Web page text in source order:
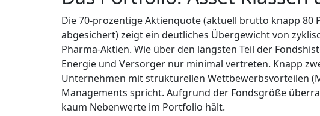
Die 70-prozentige Aktienquote (aktuell brutto knapp 80
abgesichert) zeigt ein deutliches Übergewicht von
Pharma-Aktien. Wie über den längsten Teil der
Energie und Versorger nur minimal vertreten. Knapp
Unternehmen mit strukturellen Wettbewerbsvorteilen
Managements spricht. Aufgrund der Fondsgröße
kaum Nebenwerte im Portfolio hält.